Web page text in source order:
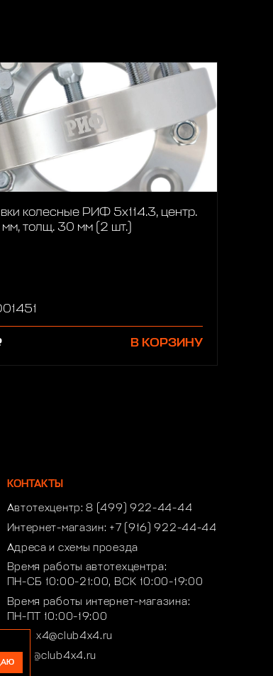
колесные РИФ 5x114.3, центр.
мм, толщ. 30 мм (2 шт.)
В КОРЗИНУ
КОНТАКТЫ
Автотехцентр:8 (499) 922-44-44
Интернет-магазин: +7 (916) 922-44-44
Адреса и схемы проезда
Время работы автотехцентра:
ПН-СБ 10:00-21:00, ВСК 10:00-19:00
Время работы интернет-магазина:
ПН-ПТ 10:00-19:00
club4x4@club4x4.ru
shop@club4x4.ru